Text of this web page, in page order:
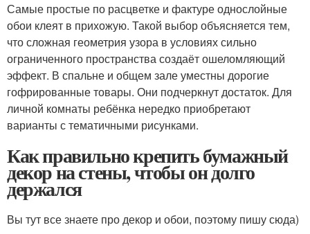
Самые простые по расцветке и фактуре однослойные
обои клеят в прихожую. Такой выбор объясняется тем,
что сложная геометрия узора в условиях сильно
ограниченного пространства создаёт ошеломляющий
эффект. В спальне и общем зале уместны дорогие
гофрированные товары. Они подчеркнут достаток. Для
личной комнаты ребёнка нередко приобретают
варианты с тематичными рисунками.
Как правильно крепить бумажный
декор на стены, чтобы он долго
держался
Вы тут все знаете про декор и обои, поэтому пишу сюда)